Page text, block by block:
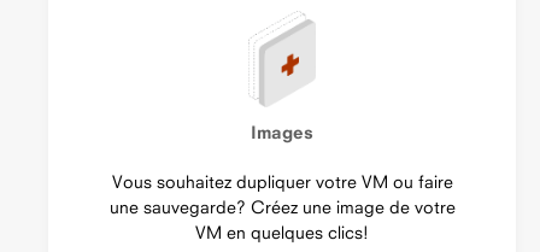
Images
Vous souhaitez dupliquer votre VM ou faire
une sauvegarde? Créez une image de votre
VM en quelques clics!